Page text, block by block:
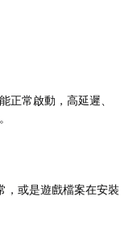
正常啟動，高延遲、
，或是遊戲檔案在安裝